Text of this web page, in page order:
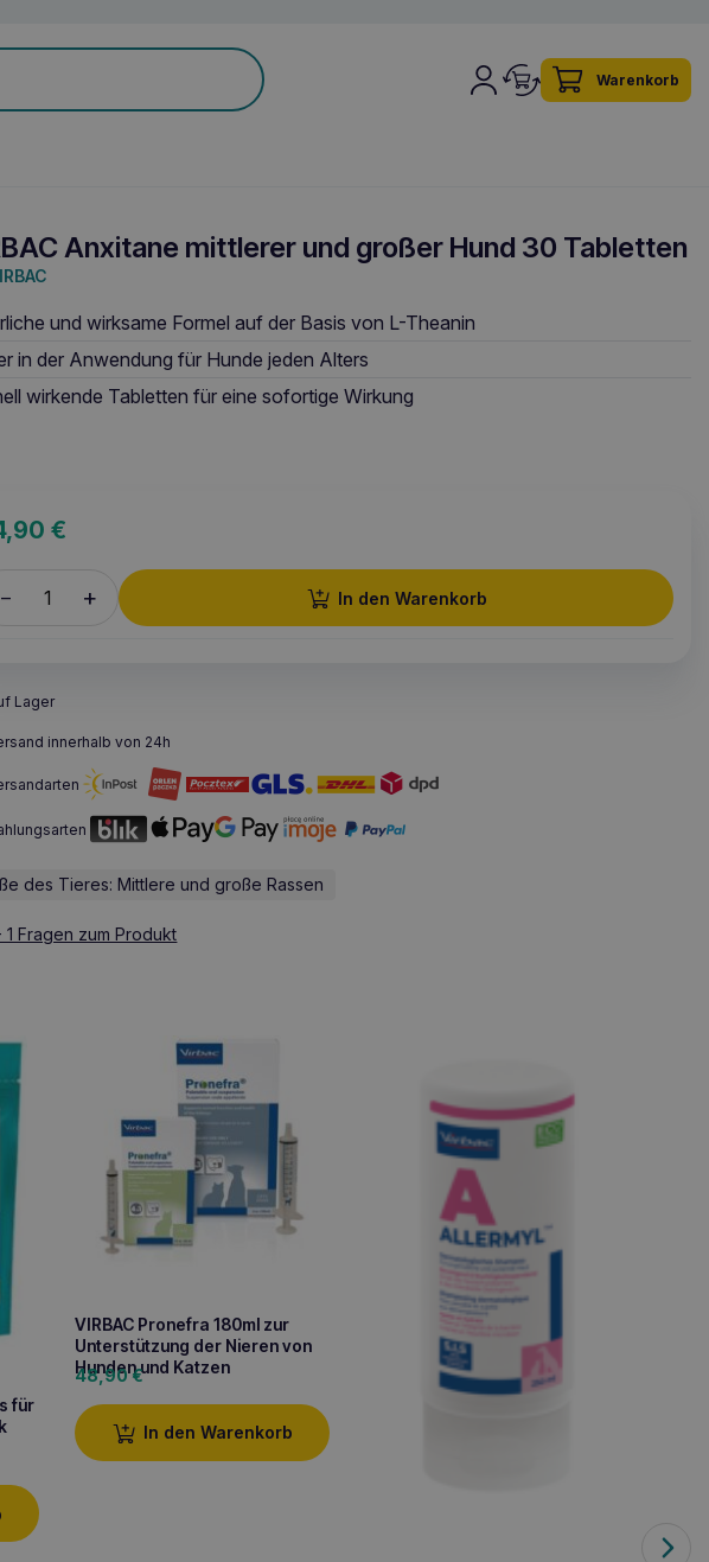
Warenkorb
Anxitane mittlerer und großer Hund 30 Tabletten
und wirksame Formel auf der Basis von L-Theanin
in der Anwendung für Hunde jeden Alters
wirkende Tabletten für eine sofortige Wirkung
€
– + In den Warenkorb
Lager
innerhalb von 24h
des Tieres: Mittlere und große Rassen
1 Fragen zum Produkt
für
VIRBAC Pronefra 180ml zur
Unterstützung der Nieren von
Hunden und Katzen
48,90€
In den Warenkorb